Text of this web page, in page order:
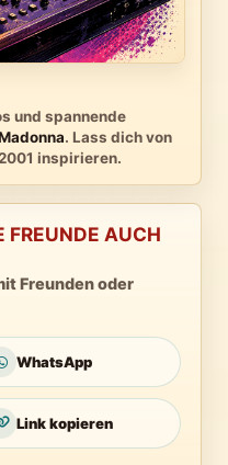
und spannende
. Lass dich von
inspirieren.
FREUNDE AUCH
Freunden oder
WhatsApp
Link kopieren